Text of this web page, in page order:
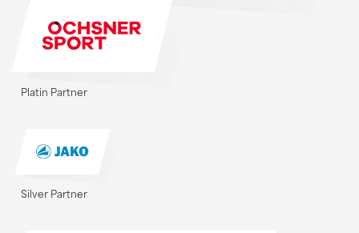
Platin Partner
Silver Partner